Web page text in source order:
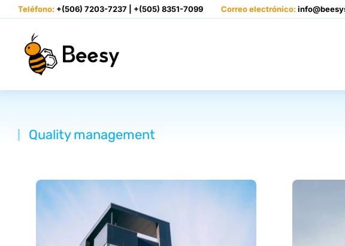
Teléfono: +(506) 7203-7237 | +(505) 8351-7099 Correo electrónico:
Quality management